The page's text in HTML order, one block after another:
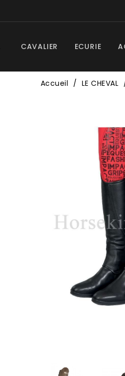
CAVALIER ECURIE
Accueil LE CHEVAL